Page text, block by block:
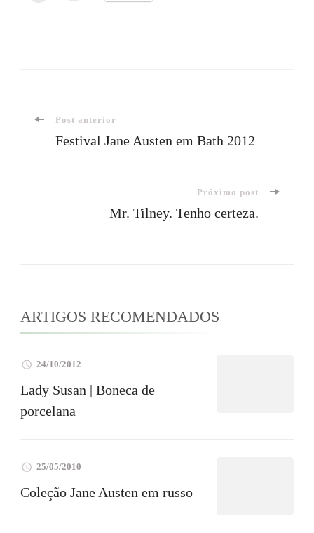
Navegação
Post anterior
Festival Jane Austen em Bath 2012
Próximo post
Mr. Tilney. Tenho certeza.
ARTIGOS RECOMENDADOS
24/10/2012
Lady Susan | Boneca de
porcelana
25/05/2010
Coleção Jane Austen em russo